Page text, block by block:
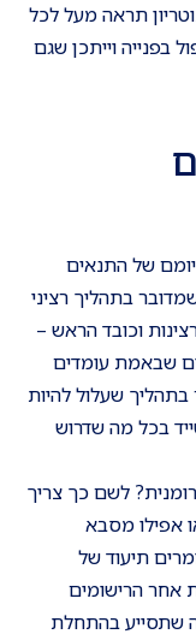
תראה מעל לכל
בפנייה וייתכן שגם
של התנאים
בתהליך רציני
וכובד הראש –
שבאמת עומדים
בתהליך שעלול להיות
בכל מה שדרוש
לשם כך צריך
אפילו מסבא
תיעוד של
אחר הרישומים
שתסייע בהתחלת